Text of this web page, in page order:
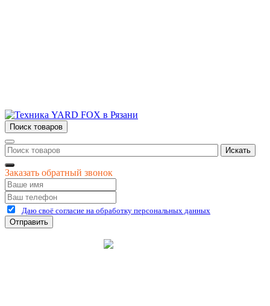
Поиск товаров
Искать
Заказать обратный звонок
Даю своё согласие на обработку персональных данных
Отправить